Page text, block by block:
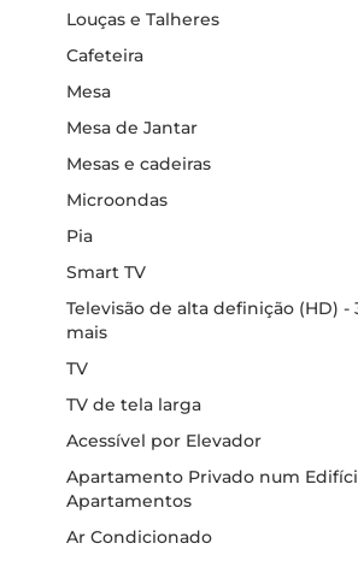
Louças e Talheres
Cafeteira
Mesa
Mesa de Jantar
Mesas e cadeiras
Microondas
Pia
Smart TV
Televisão de alta definição (HD) -
mais
TV
TV de tela larga
Acessível por Elevador
Apartamento Privado num
Apartamentos
Ar Condicionado